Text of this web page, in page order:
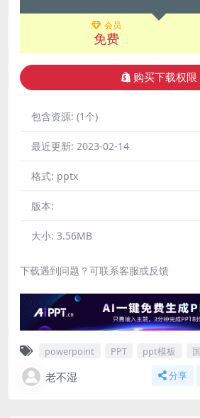
会员
免费
购买下载权限
包含资源: (1个)
最近更新: 2023-02-14
格式: pptx
版本:
大小: 3.56MB
下载遇到问题？可联系客服或反馈
powerpoint PPT ppt模板
老不湿 分享